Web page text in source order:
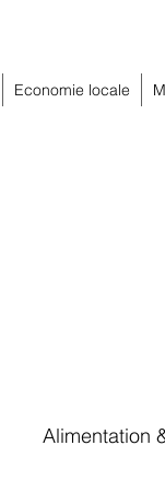
Economie locale
Alimentation